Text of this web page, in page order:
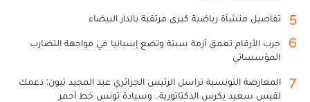
5 تفاصيل منشأة رياضية كبرى مرتقبة بالدار البيضاء
6
حرب الأرقام تعمق أزمة سبتة وتضع إسبانيا في مواجهة التضارب
المؤسساتي
7
المعارضة التونسية تراسل الرئيس الجزائري عبد المجيد تبون: دعمك
لقيس سعيد يكرس الدكتاتورية.. وسيادة تونس خط أحمر